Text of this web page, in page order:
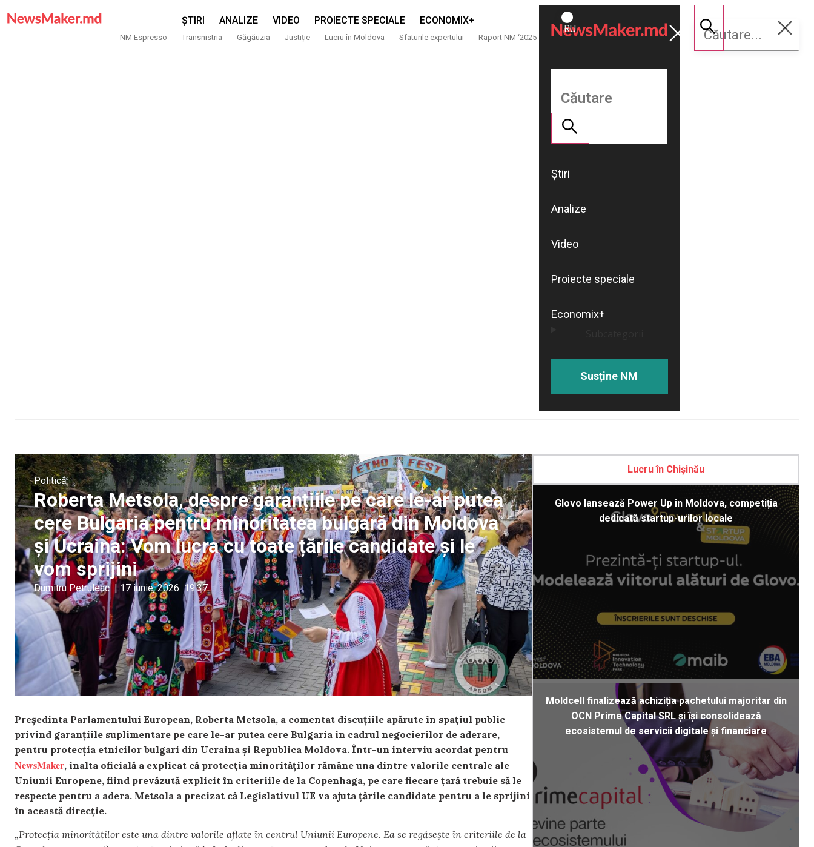
ȘTIRI ANALIZE VIDEO PROIECTE SPECIALE ECONOMIX+
NM Espresso Transnistria Găgăuzia Justiție Lucru în Moldova Sfaturile expertului Raport NM ‘2025
ROMÂNĂ
RU
Susține
NM
Știri
Analize
Video
Proiecte speciale
Economix+
Susține NM
Politică
Roberta Metsola, despre garanțiile pe care le-ar putea
cere Bulgaria pentru minoritatea bulgară din Moldova
și Ucraina: Vom lucra cu toate țările candidate și le
vom sprijini
Dumitru Petruleac | 17 iunie, 2026 19:37
Președinta Parlamentului European, Roberta Metsola, a comentat discuțiile apărute în spațiul public
privind garanțiile suplimentare pe care le-ar putea cere Bulgaria în cadrul negocierilor de aderare,
pentru protecția etnicilor bulgari din Ucraina și Republica Moldova. Într-un interviu acordat pentru
NewsMaker, înalta oficială a explicat că protecția minorităților rămâne una dintre valorile centrale ale
Uniunii Europene, fiind prevăzută explicit în criteriile de la Copenhaga, pe care fiecare țară trebuie să le
respecte pentru a adera. Metsola a precizat că Legislativul UE va ajuta țările candidate pentru a le sprijini
în această direcție.
„Protecția minorităților este una dintre valorile aflate în centrul Uniunii Europene. Ea se regăsește în criteriile de la
Lucru în Chișinău
Glovo lansează Power Up în Moldova, competiția
dedicată startup-urilor locale
Moldcell finalizează achiziția pachetului majoritar din
OCN Prime Capital SRL și își consolidează
ecosistemul de servicii digitale și financiare